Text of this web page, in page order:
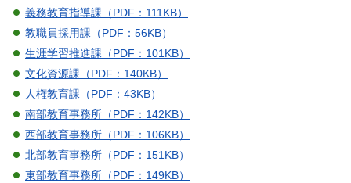
義務教育指導課（PDF：111KB）
教職員採用課（PDF：56KB）
生涯学習推進課（PDF：101KB）
文化資源課（PDF：140KB）
人権教育課（PDF：43KB）
南部教育事務所（PDF：142KB）
西部教育事務所（PDF：106KB）
北部教育事務所（PDF：151KB）
東部教育事務所（PDF：149KB）